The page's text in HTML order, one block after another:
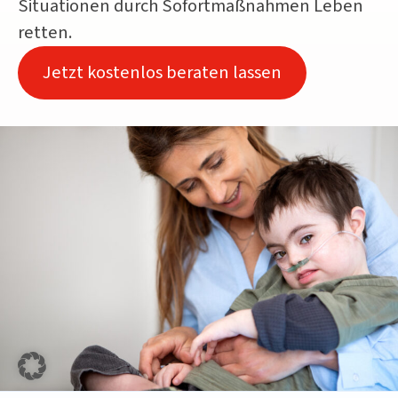
Situationen durch Sofortmaßnahmen Leben
retten.
Jetzt kostenlos beraten lassen